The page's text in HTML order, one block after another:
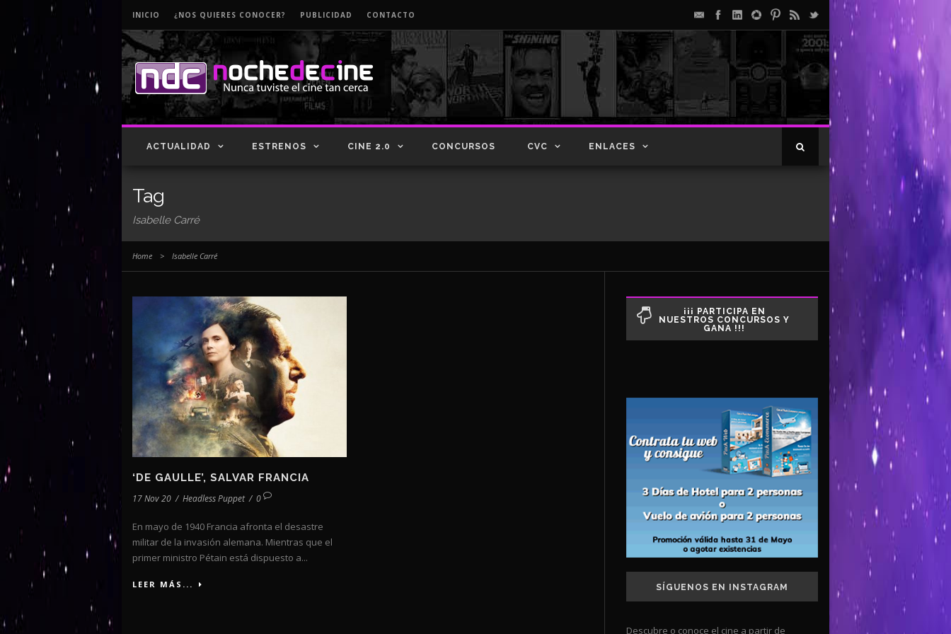
INICIO ¿NOS QUIERES CONOCER? PUBLICIDAD CONTACTO
ACTUALIDAD ESTRENOS CINE 2.0 CONCURSOS CVC ENLACES
Tag
Isabelle Carré
Home > Isabelle Carré
‘DE GAULLE’, SALVAR FRANCIA
17 Nov 20 / Headless Puppet / 0
En mayo de 1940 Francia afronta el desastre
militar de la invasión alemana. Mientras que el
primer ministro Pétain está dispuesto a...
LEER MÁS...
¡¡¡ PARTICIPA EN
NUESTROS CONCURSOS Y
GANA !!!
SÍGUENOS EN INSTAGRAM
Descubre o conoce el cine a partir de